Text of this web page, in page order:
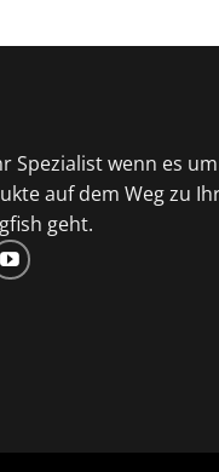
Spezialist wenn es um
auf dem Weg zu
geht.